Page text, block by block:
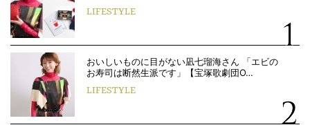
LIFESTYLE
おいしいものに目がない凪七瑠海さん 「エビの
お寿司は断然生派です」【宝塚歌劇団O…
LIFESTYLE